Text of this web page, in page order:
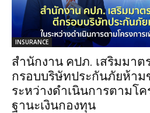
INSURANCE
สำนักงาน คปภ. เสริมมาต
กรอบบริษัทประกันภัยห้าม
ระหว่างดำเนินการตามโ
ฐานะเงินกองทุน